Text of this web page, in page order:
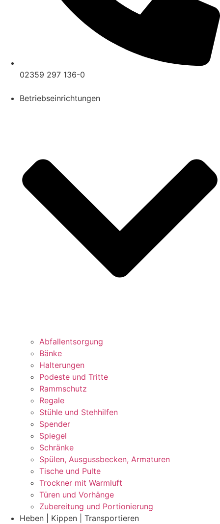
02359 297 136-0
Betriebseinrichtungen
Abfallentsorgung
Bänke
Halterungen
Podeste und Tritte
Rammschutz
Regale
Stühle und Stehhilfen
Spender
Spiegel
Schränke
Spülen, Ausgussbecken, Armaturen
Tische und Pulte
Trockner mit Warmluft
Türen und Vorhänge
Zubereitung und Portionierung
Heben | Kippen | Transportieren